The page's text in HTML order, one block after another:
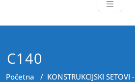
C140
Početna / KONSTRUKCIJSKI SETOVI